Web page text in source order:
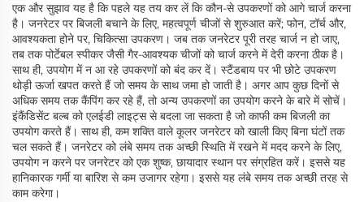
एक और सुझाव यह है कि पहले यह तय कर लें कि कौन-से उपकरणों को आगे चार्ज करना
है। जनरेटर पर बिजली बचाने के लिए, महत्वपूर्ण चीजों से शुरुआत करें; फोन, टॉर्च और,
आवश्यकता होने पर, चिकित्सा उपकरण। जब तक जनरेटर पूरी तरह चार्ज न हो जाए,
तब तक पोर्टेबल स्पीकर जैसी गैर-आवश्यक चीजों को चार्ज करने में देरी करना ठीक है।
साथ ही, उपयोग में न आ रहे उपकरणों को बंद कर दें। स्टैंडबाय पर भी छोटे उपकरण
थोड़ी ऊर्जा खपत करते हैं जो समय के साथ जमा हो जाती है। अगर आप कुछ दिनों से
अधिक समय तक कैंपिंग कर रहे हैं, तो अन्य उपकरणों का उपयोग करने के बारे में सोचें।
इंकैंडिसेंट बल्ब को एलईडी लाइट्स से बदला जा सकता है जो काफी कम बिजली का
उपयोग करते हैं। साथ ही, कम शक्ति वाले कूलर जनरेटर को खाली किए बिना घंटों तक
चल सकते हैं। जनरेटर को लंबे समय तक अच्छी स्थिति में रखने में मदद करने के लिए,
उपयोग न करने पर जनरेटर को एक शुष्क, छायादार स्थान पर संग्रहित करें। इससे यह
हानिकारक गर्मी या बारिश से कम उजागर रहेगा। इससे यह लंबे समय तक अच्छी तरह से
काम करेगा।